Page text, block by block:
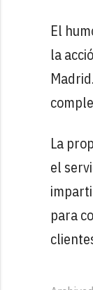
El
la
La
el
para